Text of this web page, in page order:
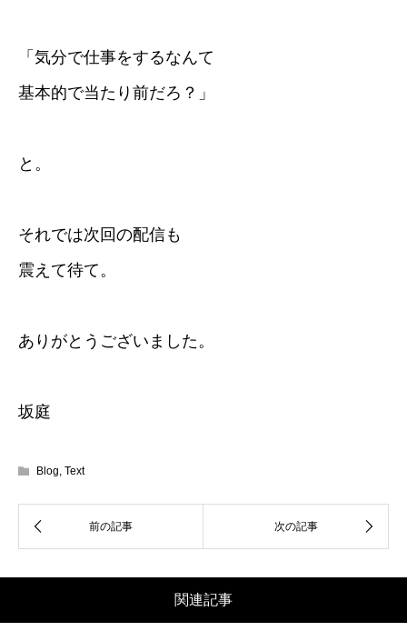
「気分で仕事をするなんて
基本的で当たり前だろ？」
と。
それでは次回の配信も
震えて待て。
ありがとうございました。
坂庭
Blog, Text
関連記事